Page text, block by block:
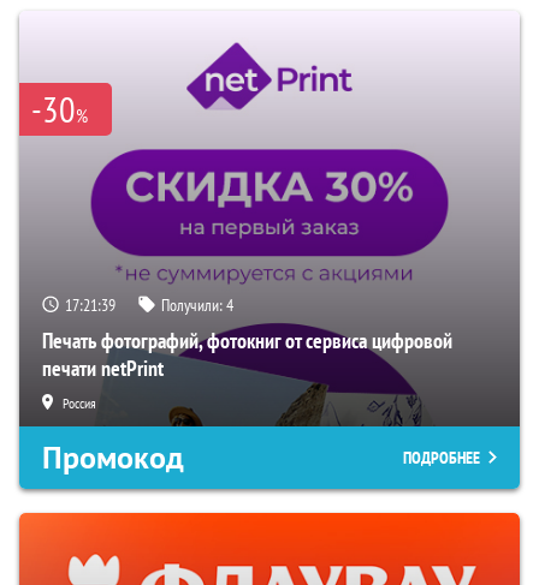
-30%
17:21:38 Получили:4
Печать фотографий, фотокниг от сервиса цифровой
печати netPrint
Россия
Промокод ПОДРОБНЕЕ